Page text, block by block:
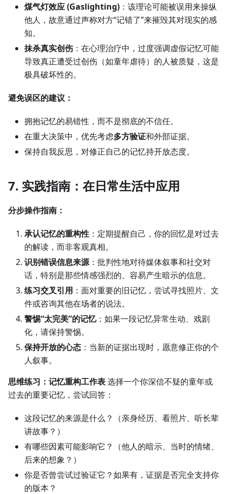
煤气灯效应 (Gaslighting) ：该理论可能被误用来操纵
他人，故意通过声称对方“记错了”来摧毁其对现实的感
知。
抹杀真实创伤：在心理治疗中，过度强调虚假记忆可能
导致真正遭受过创伤（如童年虐待）的人被质疑，这是
极具破坏性的。
避免误区的建议：
拥抱记忆的易错性，而不是彻底的不信任。
在重大决策中，优先考虑多方验证和外部证据。
保持自我反思，对修正自己的记忆持开放态度。
7. 实践指南：在日常生活中应用
分步操作指南：
承认记忆的重构性 ：定期提醒自己，你的回忆是对过去
的解读，而非客观真相。
识别错误信息来源：批判性地对待媒体叙事和社交对
话，特别是那些情感强烈的、容易产生暗示的信息。
练习交叉引用 ：面对重要的旧记忆，尝试寻找照片、文
件或咨询其他在场者的说法。
警惕“太完美”的记忆：如果一段记忆异常生动、戏剧
化，请保持警惕。
保持开放的心态 ：当新的证据出现时，愿意修正你的个
人叙事。
思维练习：记忆重构工作表选择一个你深信不疑的童年或
过去的重要记忆，尝试回答：
这段记忆的来源是什么？（亲身经历、看照片、听长辈
讲故事？）
有哪些因素可能影响它？（他人的暗示、当时的情绪、
后来的想象？）
你是否曾尝试过验证它？如果有，证据是否完全支持你
的版本？